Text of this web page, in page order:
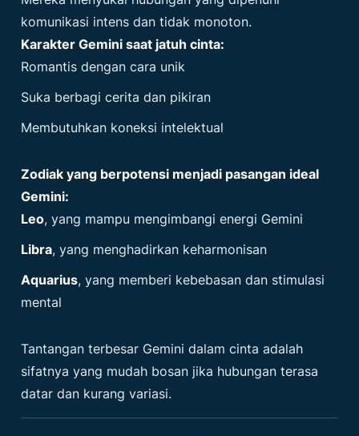
komunikasi intens dan tidak monoton.
Karakter Gemini saat jatuh cinta:
Romantis dengan cara unik
Suka berbagi cerita dan pikiran
Membutuhkan koneksi intelektual
Zodiak yang berpotensi menjadi pasangan ideal
Gemini:
Leo, yang mampu mengimbangi energi Gemini
Libra, yang menghadirkan keharmonisan
Aquarius, yang memberi kebebasan dan stimulasi
mental
Tantangan terbesar Gemini dalam cinta adalah
sifatnya yang mudah bosan jika hubungan terasa
datar dan kurang variasi.